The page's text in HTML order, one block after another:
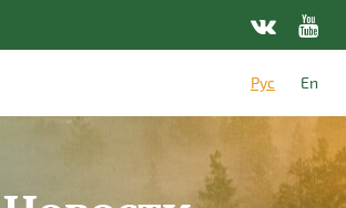
Рус En